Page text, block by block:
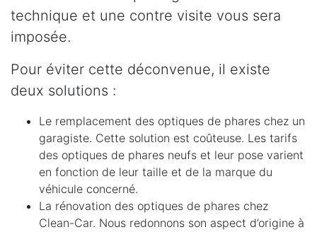
technique et une contre visite vous sera
imposée.
Pour éviter cette déconvenue, il existe
deux solutions :
Le remplacement des optiques de phares chez un
garagiste. Cette solution est coûteuse. Les tarifs
des optiques de phares neufs et leur pose varient
en fonction de leur taille et de la marque du
véhicule concerné.
La rénovation des optiques de phares chez
Clean-Car. Nous redonnons son aspect d’origine à